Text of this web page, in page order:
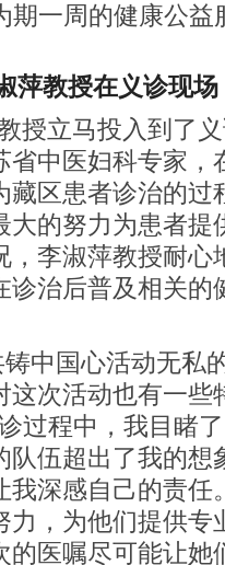
期一周的健康公益
萍教授在义诊现场
授立马投入到了
省中医妇科专家，
藏区患者诊治的过
大的努力为患者提
，李淑萍教授耐心
诊治后普及相关的
中国心活动无私
这次活动也有一些
过程中，我目睹
队伍超出了我的想
我深感自己的责任
力，为他们提供专
医嘱尽可能让她